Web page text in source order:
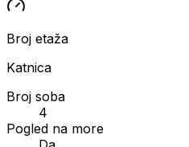
Broj etaža
Katnica
Broj soba
4
Pogled na more